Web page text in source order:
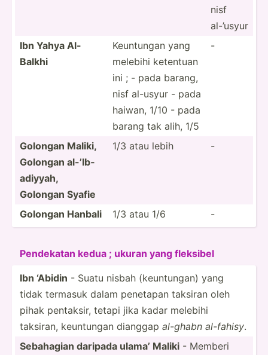
nisf
al-’usyur
Ibn Yahya Al-
Balkhi
Keuntungan yang
melebihi ketentuan
ini ; - pada barang,
nisf al-usyur - pada
haiwan, 1/10 - pada
barang tak alih, 1/5
-
Golongan Maliki,
Golongan al-’Ib­
adi­yyah,
Golongan Syafie
1/3 atau lebih -
Golongan Hanbali 1/3 atau 1/6 -
Pendekatan kedua ; ukuran yang fleksibel
Ibn ‘Abidin - Suatu nisbah (keunt­ungan) yang
tidak termasuk dalam penetapan taksiran oleh
pihak pentaksir, tetapi jika kadar melebihi
taksiran, keuntungan dianggap al-ghabn al-fahisy.
Sebahagian daripada ulama’ Maliki - Memberi